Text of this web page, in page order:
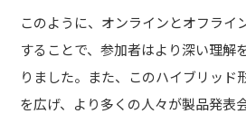
このように、オンラインとオフライ
することで、参加者はより深い理解
りました。また、このハイブリッド
を広げ、より多くの人々が製品発表